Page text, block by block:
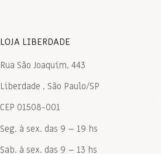
LOJA LIBERDADE
Rua São Joaquim, 443
Liberdade , São Paulo/SP
CEP 01508-001
Seg. à sex. das 9 – 19 hs
Sab. à sex. das 9 – 13 hs